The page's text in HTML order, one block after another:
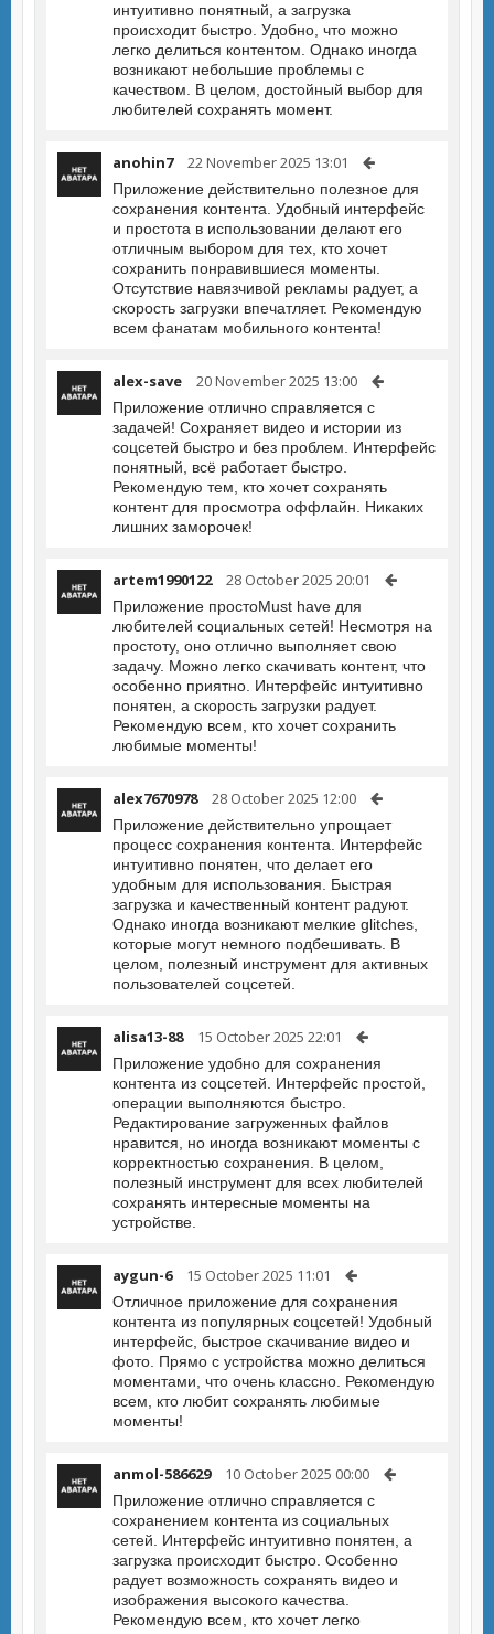
интуитивно понятный, а загрузка
происходит быстро. Удобно, что можно
легко делиться контентом. Однако иногда
возникают небольшие проблемы с
качеством. В целом, достойный выбор для
любителей сохранять момент.
anohin7 22 November 2025 13:01
Приложение действительно полезное для
сохранения контента. Удобный интерфейс
и простота в использовании делают его
отличным выбором для тех, кто хочет
сохранить понравившиеся моменты.
Отсутствие навязчивой рекламы радует, а
скорость загрузки впечатляет. Рекомендую
всем фанатам мобильного контента!
alex-save 20 November 2025 13:00
Приложение отлично справляется с
задачей! Сохраняет видео и истории из
соцсетей быстро и без проблем. Интерфейс
понятный, всё работает быстро.
Рекомендую тем, кто хочет сохранять
контент для просмотра оффлайн. Никаких
лишних заморочек!
artem1990122 28 October 2025 20:01
Приложение простоMust have для
любителей социальных сетей! Несмотря на
простоту, оно отлично выполняет свою
задачу. Можно легко скачивать контент, что
особенно приятно. Интерфейс интуитивно
понятен, а скорость загрузки радует.
Рекомендую всем, кто хочет сохранить
любимые моменты!
alex7670978 28 October 2025 12:00
Приложение действительно упрощает
процесс сохранения контента. Интерфейс
интуитивно понятен, что делает его
удобным для использования. Быстрая
загрузка и качественный контент радуют.
Однако иногда возникают мелкие glitches,
которые могут немного подбешивать. В
целом, полезный инструмент для активных
пользователей соцсетей.
alisa13-88 15 October 2025 22:01
Приложение удобно для сохранения
контента из соцсетей. Интерфейс простой,
операции выполняются быстро.
Редактирование загруженных файлов
нравится, но иногда возникают моменты с
корректностью сохранения. В целом,
полезный инструмент для всех любителей
сохранять интересные моменты на
устройстве.
aygun-6 15 October 2025 11:01
Отличное приложение для сохранения
контента из популярных соцсетей! Удобный
интерфейс, быстрое скачивание видео и
фото. Прямо с устройства можно делиться
моментами, что очень классно. Рекомендую
всем, кто любит сохранять любимые
моменты!
anmol-586629 10 October 2025 00:00
Приложение отлично справляется с
сохранением контента из социальных
сетей. Интерфейс интуитивно понятен, а
загрузка происходит быстро. Особенно
радует возможность сохранять видео и
изображения высокого качества.
Рекомендую всем, кто хочет легко